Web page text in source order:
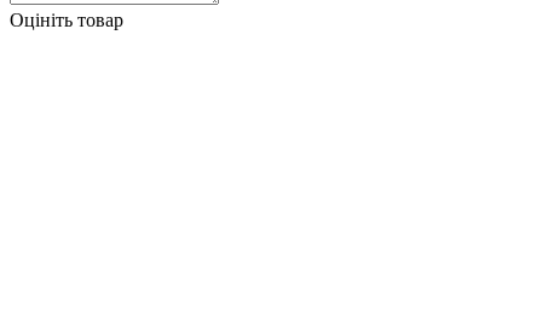
Оцініть товар